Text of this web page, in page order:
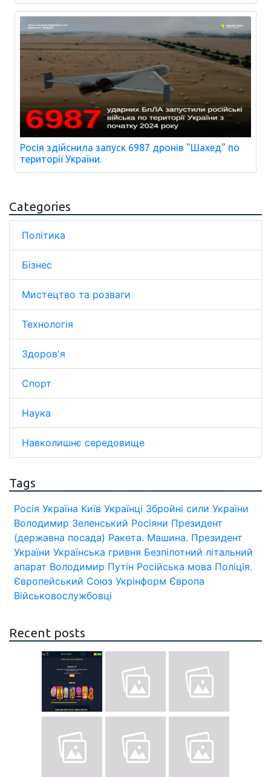
Росія здійснила запуск 6987 дронів "Шахед" по
території України.
Categories
Політика
Бізнес
Мистецтво та розваги
Технологія
Здоров'я
Спорт
Наука
Навколишнє середовище
Tags
Росія Україна Київ Українці Збройні сили України
Володимир Зеленський Росіяни Президент
(державна посада) Ракета. Машина. Президент
України Українська гривня Безпілотний літальний
апарат Володимир Путін Російська мова Поліція.
Європейський Союз Укрінформ Європа
Військовослужбовці
Recent posts